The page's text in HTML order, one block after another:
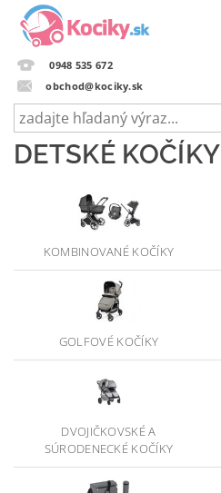
0948 535 672
obchod@kociky.sk
DETSKÉ KOČÍKY
KOMBINOVANÉ KOČÍKY
GOLFOVÉ KOČÍKY
DVOJIČKOVSKÉ A
SÚRODENECKÉ KOČÍKY